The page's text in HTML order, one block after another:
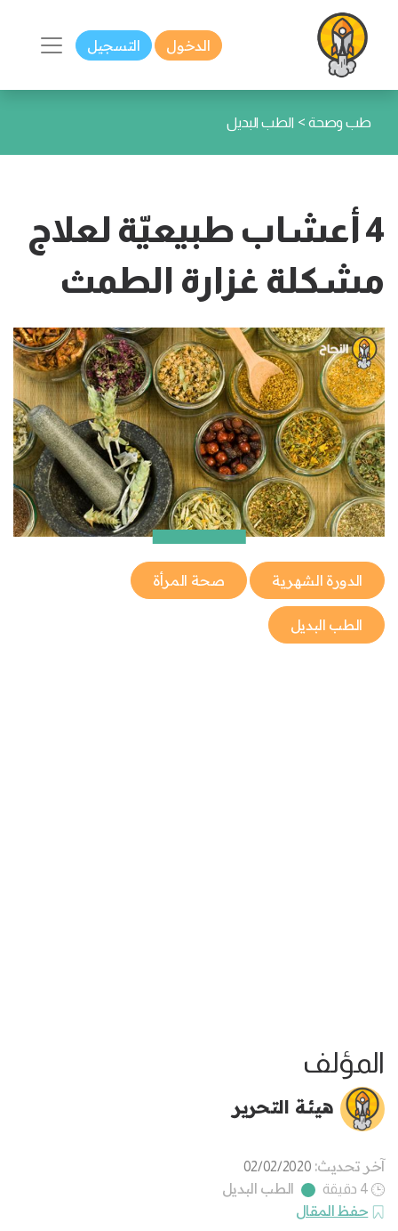
الدخول التسجيل
طب وصحة > الطب البديل
4 أعشاب طبيعيّة لعلاج
مشكلة غزارة الطمث
الدورة الشهرية صحة المرأة
الطب البديل
المؤلف
هيئة التحرير
آخر تحديث: 02/02/2020
4 دقيقة
الطب البديل
حفظ المقال